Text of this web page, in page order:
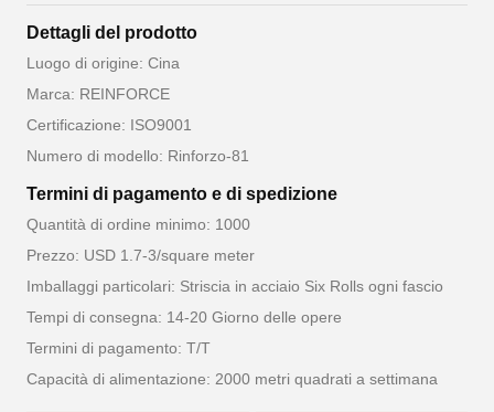
Dettagli del prodotto
Luogo di origine: Cina
Marca: REINFORCE
Certificazione: ISO9001
Numero di modello: Rinforzo-81
Termini di pagamento e di spedizione
Quantità di ordine minimo: 1000
Prezzo: USD 1.7-3/square meter
Imballaggi particolari: Striscia in acciaio Six Rolls ogni fascio
Tempi di consegna: 14-20 Giorno delle opere
Termini di pagamento: T/T
Capacità di alimentazione: 2000 metri quadrati a settimana